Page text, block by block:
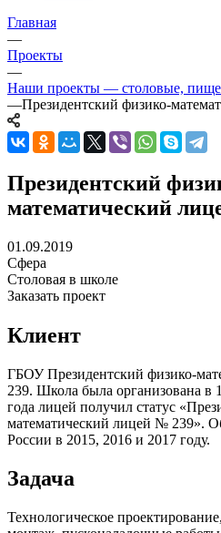
Главная
—
Проекты
—
Наши проекты — столовые,
—Президентский физико-
Президентский
математический
01.09.2019
Сфера
Столовая в школе
Заказать проект
Клиент
ГБОУ Президентский физико-
239. Школа была организована в
года лицей получил статус
математический лицей № 239».
России в 2015, 2016 и 2017 году.
Задача
Технологическое